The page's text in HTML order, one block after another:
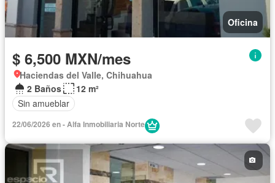
Oficina
$ 6,500 MXN/mes
Haciendas del Valle, Chihuahua
2 Baños
12 m²
Sin amueblar
22/06/2026 en - Alfa Inmobiliaria Norte